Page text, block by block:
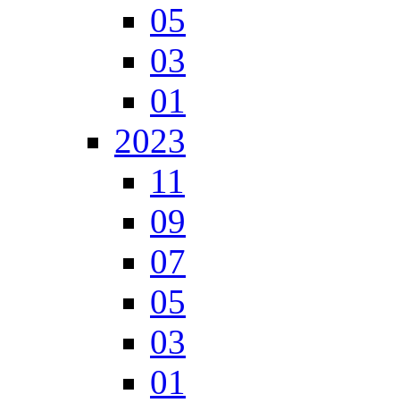
05
03
01
2023
11
09
07
05
03
01